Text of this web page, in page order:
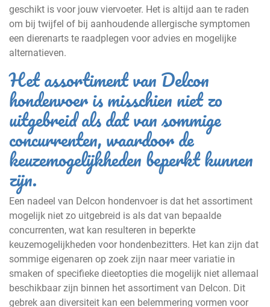
geschikt is voor jouw viervoeter. Het is altijd aan te raden
om bij twijfel of bij aanhoudende allergische symptomen
een dierenarts te raadplegen voor advies en mogelijke
alternatieven.
Het assortiment van Delcon
hondenvoer is misschien niet zo
uitgebreid als dat van sommige
concurrenten, waardoor de
keuzemogelijkheden beperkt kunnen
zijn.
Een nadeel van Delcon hondenvoer is dat het assortiment
mogelijk niet zo uitgebreid is als dat van bepaalde
concurrenten, wat kan resulteren in beperkte
keuzemogelijkheden voor hondenbezitters. Het kan zijn dat
sommige eigenaren op zoek zijn naar meer variatie in
smaken of specifieke dieetopties die mogelijk niet allemaal
beschikbaar zijn binnen het assortiment van Delcon. Dit
gebrek aan diversiteit kan een belemmering vormen voor